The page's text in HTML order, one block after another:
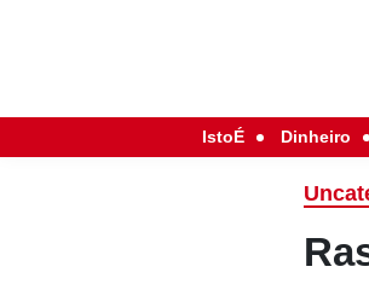
IstoÉ Dinheiro